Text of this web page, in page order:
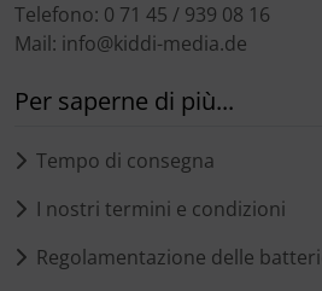
Telefono: 0 71 45 / 939 08 16
Mail: info@kiddi-media.de
Per saperne di più...
Tempo di consegna
I nostri termini e condizioni
Regolamentazione delle